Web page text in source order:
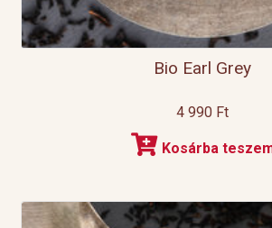
Bio Earl Grey
4 990 Ft
Kosárba